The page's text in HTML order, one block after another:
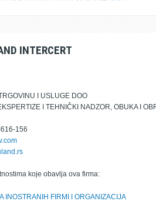
INTERCERT
I USLUGE DOO
I TEHNIČKI NADZOR, OBUKA I
156
koje obavlja ova firma:
INOSTRANIH FIRMI I ORGANIZACIJA